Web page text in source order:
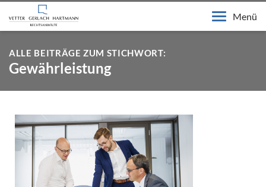
Menü
ALLE BEITRÄGE ZUM STICHWORT:
Gewährleistung